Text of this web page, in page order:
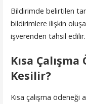
Bildirimde belirtilen
bildirimlere ilişkin
işverenden tahsil edilir.
Kısa
Kesilir?
Kısa çalışma ödeneği